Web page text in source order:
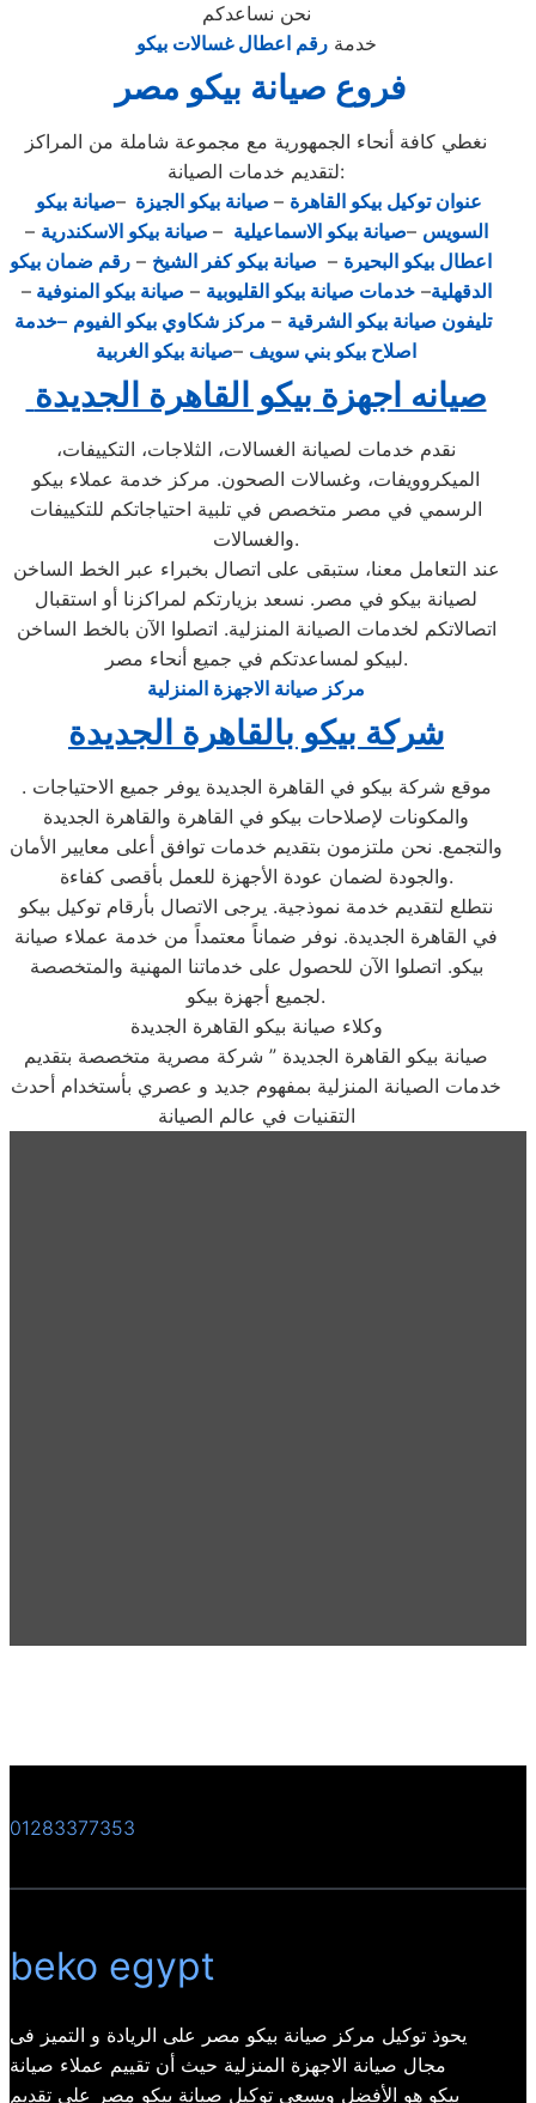
نحن نساعدكم
خدمةرقم اعطال غسالات بيكو
فروع صيانة بيكو مصر
نغطي كافة أنحاء الجمهورية مع مجموعة شاملة من المراكز
لتقديم خدمات الصيانة:
عنوان توكيل بيكو القاهرة – صيانة بيكو الجيزة–صيانة بيكو
السويس –صيانة بيكو الاسماعيلية – صيانة بيكو الاسكندرية –
اعطال بيكو البحيرة – صيانة بيكو كفر الشيخ – رقم ضمان بيكو
الدقهلية–خدمات صيانة بيكو القليوبية – صيانة بيكو المنوفية–
تليفون صيانة بيكو الشرقية – مركز شكاوي بيكو الفيوم –خدمة
اصلاح بيكو بني سويف –صيانة بيكو الغربية
صيانه اجهزة بيكو القاهرة الجديدة
نقدم خدمات لصيانة الغسالات، الثلاجات، التكييفات،
الميكروويفات، وغسالات الصحون. مركز خدمة عملاء بيكو
الرسمي في مصر متخصص في تلبية احتياجاتكم للتكييفات
والغسالات.
عند التعامل معنا، ستبقى على اتصال بخبراء عبر الخط الساخن
لصيانة بيكو في مصر. نسعد بزيارتكم لمراكزنا أو استقبال
اتصالاتكم لخدمات الصيانة المنزلية. اتصلوا الآن بالخط الساخن
لبيكو لمساعدتكم في جميع أنحاء مصر.
مركز صيانة الاجهزة المنزلية
شركة بيكو بالقاهرة الجديدة
. موقع شركة بيكو في القاهرة الجديدة يوفر جميع الاحتياجات
والمكونات لإصلاحات بيكو في القاهرة والقاهرة الجديدة
والتجمع. نحن ملتزمون بتقديم خدمات توافق أعلى معايير الأمان
والجودة لضمان عودة الأجهزة للعمل بأقصى كفاءة.
نتطلع لتقديم خدمة نموذجية. يرجى الاتصال بأرقام توكيل بيكو
في القاهرة الجديدة. نوفر ضماناً معتمداً من خدمة عملاء صيانة
بيكو. اتصلوا الآن للحصول على خدماتنا المهنية والمتخصصة
لجميع أجهزة بيكو.
وكلاء صيانة بيكو القاهرة الجديدة
صيانة بيكو القاهرة الجديدة ” شركة مصرية متخصصة بتقديم
خدمات الصيانة المنزلية بمفهوم جديد و عصري بأستخدام أحدث
التقنيات في عالم الصيانة
01283377353
beko egypt
يحوذ توكيل مركز صيانة بيكو مصر على الريادة و التميز فى
مجال صيانة الاجهزة المنزلية حيث أن تقييم عملاء صيانة
بيكو هو الأفضل ويسعى توكيل صيانة بيكو مصر على تقديم